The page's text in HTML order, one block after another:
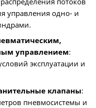
управления одно- и
управлением:
эксплуатации и
клапаны:
пневмосистемы и